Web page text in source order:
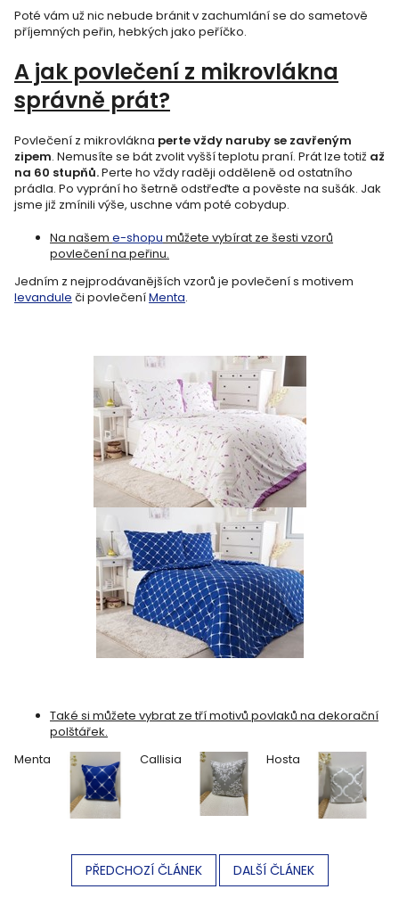
Poté vám už nic nebude bránit v zachumlání se do sametově
příjemných peřin, hebkých jako peříčko.
A jak povlečení z mikrovlákna
správně prát?
Povlečení z mikrovlákna perte vždy naruby se zavřeným
zipem. Nemusíte se bát zvolit vyšší teplotu praní. Prát lze totiž až
na 60 stupňů.Perte ho vždy raději odděleně od ostatního
prádla. Po vyprání ho šetrně odstřeďte a pověste na sušák. Jak
jsme již zmínili výše, uschne vám poté cobydup.
Na našem e-shopu můžete vybírat ze šesti vzorů
povlečení na peřinu.
Jedním z nejprodávanějších vzorů je povlečení s motivem
levandule či povlečeníMenta.
Také si můžete vybrat ze tří motivů povlaků na dekorační
polštářek.
Menta
Callisia Hosta
PŘEDCHOZÍ ČLÁNEK DALŠÍ ČLÁNEK